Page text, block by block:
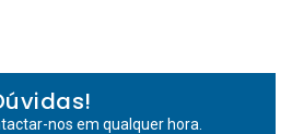
nos em qualquer hora.